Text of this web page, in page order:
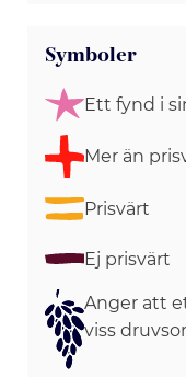
Symboler
Ett fynd i
Mer än
Prisvärt
Ej prisvärt
Anger att
viss